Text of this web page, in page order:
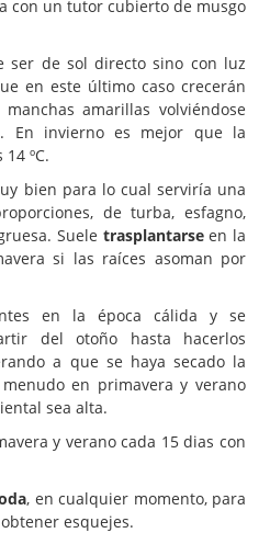
con un tutor cubierto de musgo
ser de sol directo sino con luz
en este último caso crecerán
amarillas volviéndose
En invierno es mejor que la
ºC.
bien para lo cual serviría una
de turba, esfagno,
Suele trasplantarseen la
si las raíces asoman por
en la época cálida y se
del otoño hasta hacerlos
a que se haya secado la
en primavera y verano
sea alta.
y verano cada 15 dias con
, en cualquier momento, para
esquejes.